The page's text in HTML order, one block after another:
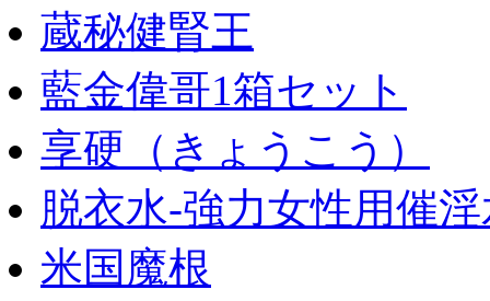
蔵秘健腎王
藍金偉哥1箱セット
享硬（きょうこう）
脱衣水-強力女性用催
米国魔根